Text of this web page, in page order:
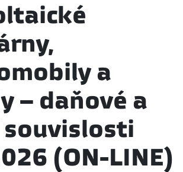
a
– daňové a
(ON-LINE)